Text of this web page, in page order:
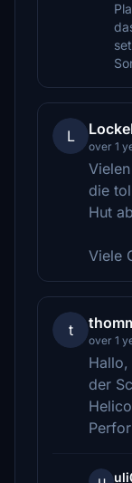
L
over 1
die
Hut
Viele
t
over 1
der